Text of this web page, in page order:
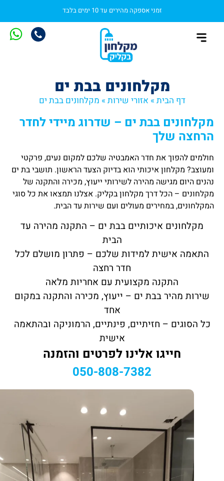
זמני אספקה מהירים עד 10 ימים בלבד
מקלחונים בבת ים
דף הבית»אזורי שירות»מקלחונים בבת ים
מקלחונים בבת ים – שדרוג מיידי לחדר
הרחצה שלך
חולמים להפוך את חדר האמבטיה שלכם למקום נעים, פרקטי
ומעוצב? מקלחון איכותי הוא בדיוק הצעד הראשון. תושבי בת ים
נהנים היום מגישה מהירה לשירותי ייעוץ, מכירה והתקנה של
מקלחונים – הכל דרך מקלחון בקליק. אצלנו תמצאו את כל סוגי
המקלחונים, במחירים מעולים ועם שירות עד הבית.
מקלחונים איכותיים בבת ים – התקנה מהירה עד
הבית
התאמה אישית למידות שלכם – פתרון מושלם לכל
חדר רחצה
התקנה מקצועית עם אחריות מלאה
שירות מהיר בבת ים – ייעוץ, מכירה והתקנה במקום
אחד
כל הסוגים – חזיתיים, פינתיים, הרמוניקה ובהתאמה
אישית
חייגו אלינו לפרטים והזמנה
050-808-7382